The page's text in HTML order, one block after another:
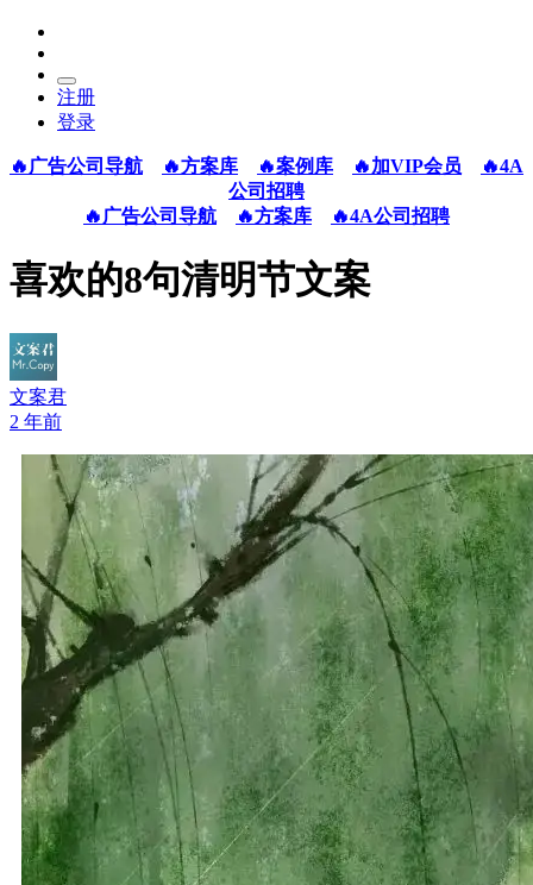
注册
登录
🔥广告公司导航 🔥方案库 🔥案例库 🔥加VIP会员
🔥4A
公司招聘
🔥广告公司导航
🔥方案库 🔥4A公司招聘
喜欢的8句清明节文案
文案君
2 年前